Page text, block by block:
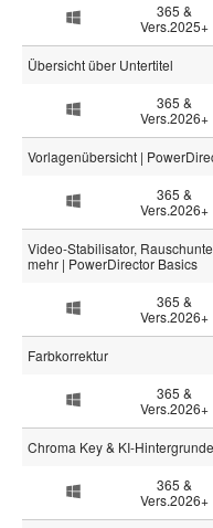
365 &
Vers.2025+
Übersicht über Untertitel
365 &
Vers.2026+
Vorlagenübersicht |
365 &
Vers.2026+
Video-Stabilisator,
mehr | PowerDirector Basics
365 &
Vers.2026+
Farbkorrektur
365 &
Vers.2026+
Chroma Key & KI-
365 &
Vers.2026+